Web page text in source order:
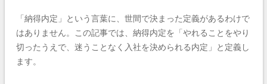
「納得内定」という言葉に、世間で決まった定義があるわけで
はありません。この記事では、納得内定を「やれることをやり
切ったうえで、迷うことなく入社を決められる内定」と定義し
ます。